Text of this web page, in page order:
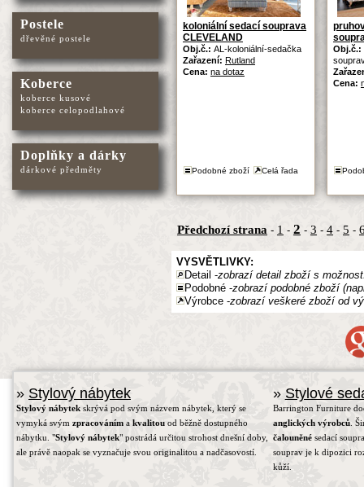
koloniální sedací souprava
CLEVELAND
Obj.č.: AL-koloniální-sedačka
Zařazení: Rutland
Cena: na dotaz
Podobné zboží Celá řada
Obj.č.:
Cena:
Předchozí strana- 1 - 2 - 3 - 4- 5 -
VYSVĚTLIVKY:
Detail -zobrazí detail zboží s
Podobné -zobrazí podobné zboží
Výrobce -zobrazí veškeré zboží od
Postele
dřevěné postele
Koberce
koberce kusové
koberce celopodlahové
Doplňky a dárky
dárkové předměty
» Stylový nábytek
Stylový nábytek skrývá pod svým názvem nábytek, který se
vymyká svým zpracováním a kvalitou od běžně dostupného
nábytku. "Stylový nábytek" postrádá určitou strohost dnešní doby,
ale právě naopak se vyznačuje svou originalitou a nadčasovostí.
» Stylové
Barrington Furniture
anglických výrobců.
čalouněnésedací
souprav je k dipozici
kůží.